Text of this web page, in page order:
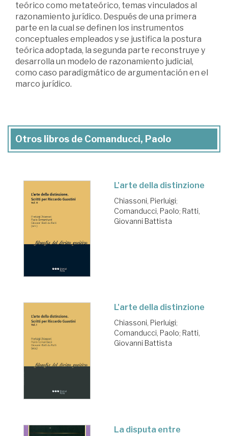
teórico como metateórico, temas vinculados al
razonamiento jurídico. Después de una primera
parte en la cual se definen los instrumentos
conceptuales empleados y se justifica la postura
teórica adoptada, la segunda parte reconstruye y
desarrolla un modelo de razonamiento judicial,
como caso paradigmático de argumentación en el
marco jurídico.
Otros libros de Comanducci, Paolo
L'arte della distinzione
Chiassoni, Pierluigi;
Comanducci, Paolo; Ratti,
Giovanni Battista
L'arte della distinzione
Chiassoni, Pierluigi;
Comanducci, Paolo; Ratti,
Giovanni Battista
La disputa entre